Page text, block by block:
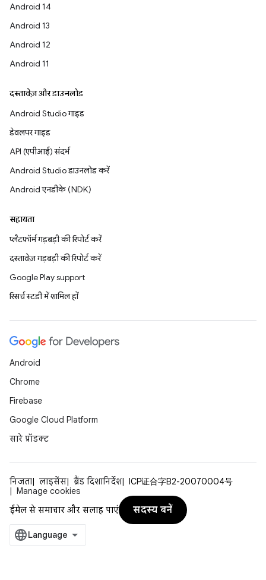
Android 14
Android 13
Android 12
Android 11
दस्तावेज़ और डाउनलोड
Android Studio गाइड
डेवलपर गाइड
API (एपीआई) संदर्भ
Android Studio डाउनलोड करें
Android एनडीके (NDK)
सहायता
प्लैटफ़ॉर्म गड़बड़ी की रिपोर्ट करें
दस्तावेज़ गड़बड़ी की रिपोर्ट करें
Google Play support
रिसर्च स्टडी में शामिल हों
Android
Chrome
Firebase
Google Cloud Platform
सारे प्रॉडक्ट
निजता लाइसेंस ब्रैंड दिशानिर्देश
ICP证合字B2-20070004号
Manage cookies
ईमेल से समाचार और सलाह पाएं
सदस्य बनें